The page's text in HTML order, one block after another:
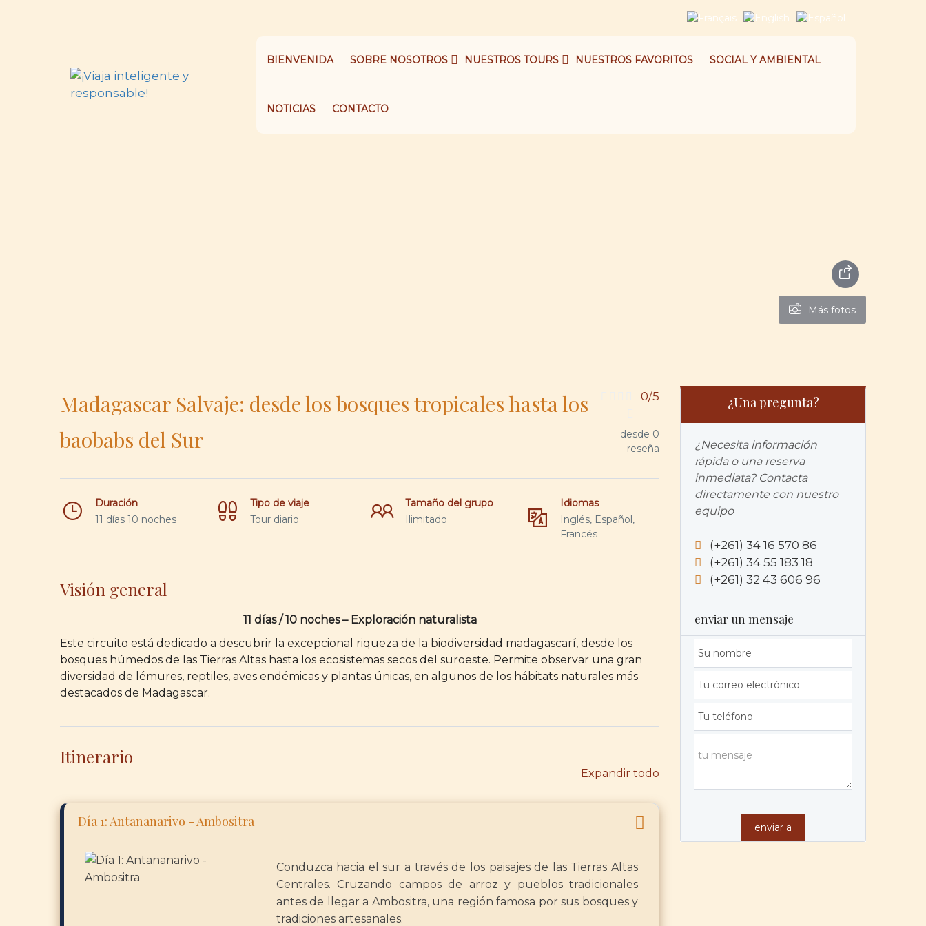
BIENVENIDA SOBRE NOSOTROS NUESTROS TOURS NUESTROS FAVORITOS SOCIAL Y AMBIENTAL
NOTICIAS CONTACTO
Más fotos
Madagascar Salvaje: desde los bosques tropicales hasta los
baobabs del Sur
0/5
desde 0
reseña
Duración
11 días 10 noches
Tipo de viaje
Tour diario
Tamaño del grupo
Ilimitado
Idiomas
Inglés, Español,
Francés
Visión general
11 días / 10 noches – Exploración naturalista
Este circuito está dedicado a descubrir la excepcional riqueza de la biodiversidad madagascarí, desde los
bosques húmedos de las Tierras Altas hasta los ecosistemas secos del suroeste. Permite observar una gran
diversidad de lémures, reptiles, aves endémicas y plantas únicas, en algunos de los hábitats naturales más
destacados de Madagascar.
Itinerario
Expandir todo
Día 1: Antananarivo - Ambositra
Conduzca hacia el sur a través de los paisajes de las Tierras Altas
Centrales. Cruzando campos de arroz y pueblos tradicionales
antes de llegar a Ambositra, una región famosa por sus bosques y
tradiciones artesanales.
¿Una pregunta?
¿Necesita información
rápida o una reserva
inmediata? Contacta
directamente con nuestro
equipo
(+261) 34 16 570 86
(+261) 34 55 183 18
(+261) 32 43 606 96
enviar un mensaje